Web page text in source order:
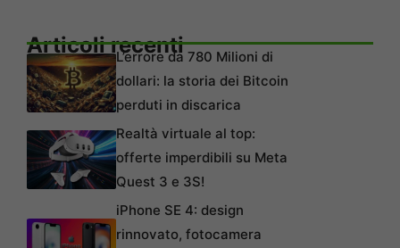
Articoli recentiL’errore da 780 Milioni di
dollari: la storia dei Bitcoin
perduti in discarica
Realtà virtuale al top:
offerte imperdibili su Meta
Quest 3 e 3S!
iPhone SE 4: design
rinnovato, fotocamera